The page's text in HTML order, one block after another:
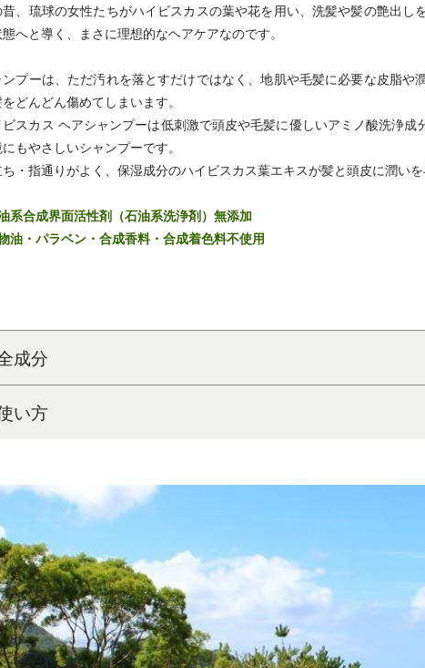
昔、琉球の女性たちがハイビスカスの葉や花を用い、洗髪や髪の艶出
へと導く、まさに理想的なヘアケアなのです。
ンプーは、ただ汚れを落とすだけではなく、地肌や毛髪に必要な皮脂
どんどん傷めてしまいます。
スカス ヘアシャンプーは低刺激で頭皮や毛髪に優しいアミノ酸洗浄
もやさしいシャンプーです。
・指通りがよく、保湿成分のハイビスカス葉エキスが髪と頭皮に潤い
系合成界面活性剤（石油系洗浄剤）無添加
油・パラベン・合成香料・合成着色料不使用
成分
い方